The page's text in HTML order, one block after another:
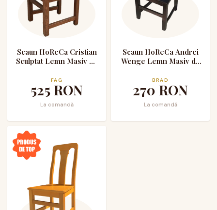
Scaun HoReCa Cristian
Sculptat Lemn Masiv de
FAG
525 RON
La comandă
Scaun HoReCa Andrei
Wenge Lemn Masiv de
BRAD
270 RON
La comandă